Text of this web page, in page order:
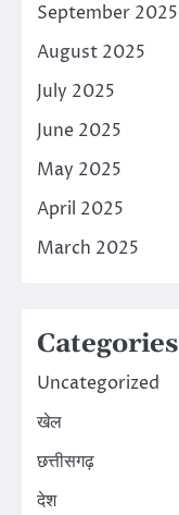
September 2025
August 2025
July 2025
June 2025
May 2025
April 2025
March 2025
Categories
Uncategorized
खेल
छत्तीसगढ़
देश